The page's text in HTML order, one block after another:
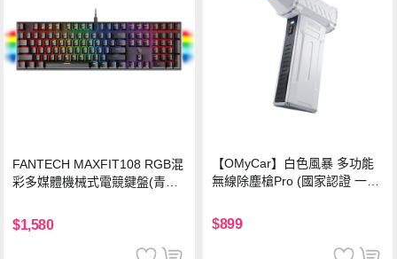
FANTECH MAXFIT108 RGB混
彩多媒體機械式電競鍵盤(青軸)
$1,580
【OMyCar】白色風暴 多功能
無線除塵槍Pro (國家認證 一年
手持強力風槍 暴力吹風
$899